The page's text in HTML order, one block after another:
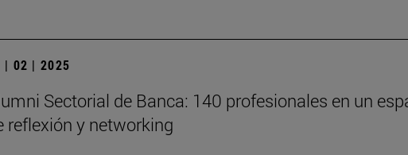
| 02 | 2025
Sectorial de Banca: 140 profesionales en un
reflexión y networking